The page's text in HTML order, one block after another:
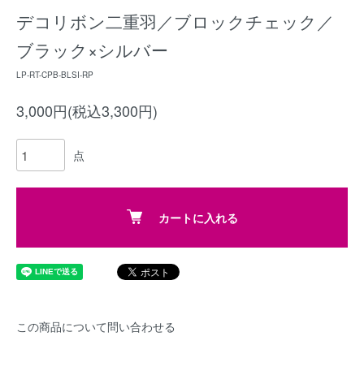
デコリボン二重羽／ブロックチェック／
ブラック×シルバー
LP-RT-CPB-BLSI-RP
3,000円(税込3,300円)
点
カートに入れる
この商品について問い合わせる